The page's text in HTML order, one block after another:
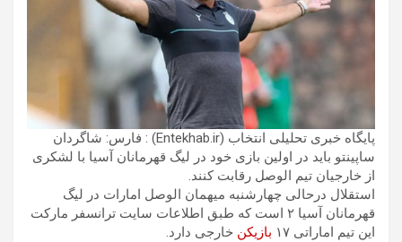
پایگاه خبری تحلیلی انتخاب (Entekhab.ir) : فارس: شاگردان
ساپینتو باید در اولین بازی خود در لیگ قهرمانان آسیا با لشکری
از خارجیان تیم الوصل رقابت کنند.
استقلال درحالی چهارشنبه میهمان الوصل امارات در لیگ
قهرمانان آسیا ۲ است که طبق اطلاعات سایت ترانسفر مارکت
این تیم اماراتی ۱۷
بازیکن خارجی دارد.